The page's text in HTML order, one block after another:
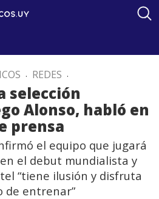
. REDES .
selección
Alonso, habló en
prensa
el equipo que jugará
el debut mundialista y
“tiene ilusión y disfruta
de entrenar”